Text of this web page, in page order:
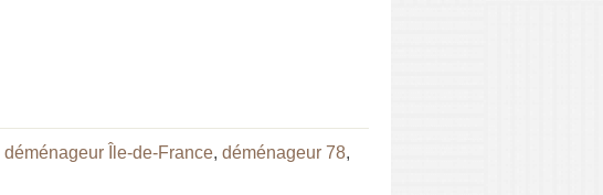
déménageur Île-de-France, déménageur 78,